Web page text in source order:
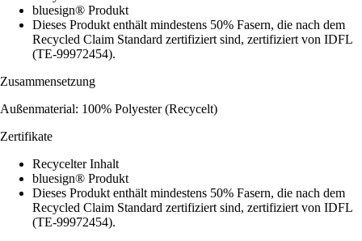
bluesign® Produkt
Dieses Produkt enthält mindestens 50% Fasern, die nach dem
Recycled Claim Standard zertifiziert sind, zertifiziert von IDFL
(TE-99972454).
Zusammensetzung
Außenmaterial: 100% Polyester (Recycelt)
Zertifikate
Recycelter Inhalt
bluesign® Produkt
Dieses Produkt enthält mindestens 50% Fasern, die nach dem
Recycled Claim Standard zertifiziert sind, zertifiziert von IDFL
(TE-99972454).